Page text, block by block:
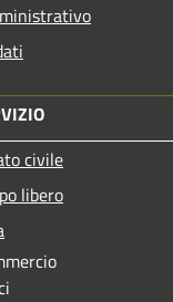
civile
libero